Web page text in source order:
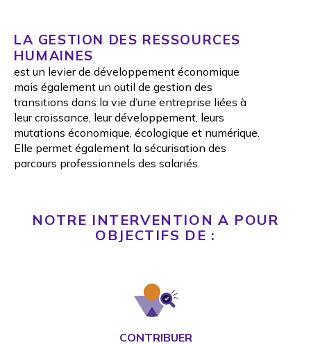
LA GESTION DES RESSOURCES
HUMAINES
est un levier de développement économique
mais également un outil de gestion des
transitions dans la vie d’une entreprise liées à
leur croissance, leur développement, leurs
mutations économique, écologique et numérique.
Elle permet également la sécurisation des
parcours professionnels des salariés.
NOTRE INTERVENTION A POUR
OBJECTIFS DE :
CONTRIBUER